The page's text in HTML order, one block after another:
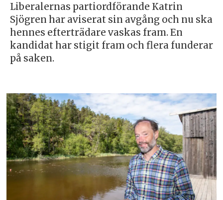
Liberalernas partiordförande Katrin
Sjögren har aviserat sin avgång och nu ska
hennes efterträdare vaskas fram. En
kandidat har stigit fram och flera funderar
på saken.